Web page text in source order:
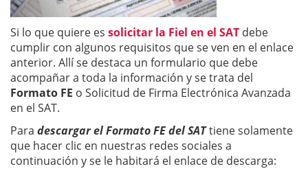
Si lo que quiere es solicitar la Fiel en el SAT debe
cumplir con algunos requisitos que se ven en el enlace
anterior. Allí se destaca un formulario que debe
acompañar a toda la información y se trata del
Formato FE o Solicitud de Firma Electrónica Avanzada
en el SAT.
Para descargar el Formato FE del SATtiene solamente
que hacer clic en nuestras redes sociales a
continuación y se le habitará el enlace de descarga: